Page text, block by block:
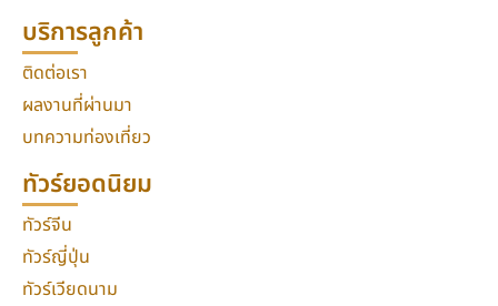
บริการลูกค้า
ติดต่อเรา
ผลงานที่ผ่านมา
บทความท่องเที่ยว
ทัวร์ยอดนิยม
ทัวร์จีน
ทัวร์ญี่ปุ่น
ทัวร์เวียดนาม